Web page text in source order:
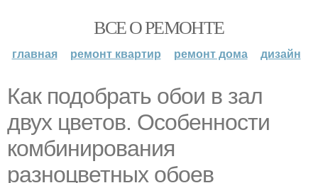
ВСЕ О РЕМОНТЕ
главная ремонт квартир ремонт дома дизайн
Как подобрать обои в зал
двух цветов. Особенности
комбинирования
разноцветных обоев